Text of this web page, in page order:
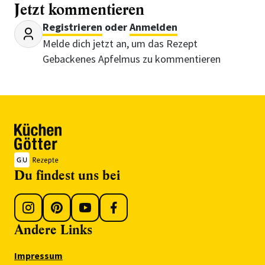
Jetzt kommentieren
Registrieren oderAnmelden
Melde dich jetzt an, um das Rezept
Gebackenes Apfelmus zu kommentieren
Du findest uns bei
Andere Links
Impressum